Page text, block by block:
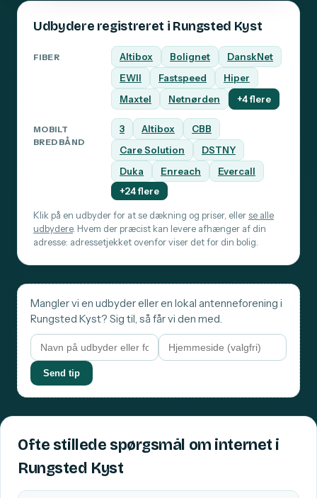
Udbydere registreret i Rungsted Kyst
FIBER Altibox Bolignet
DanskNet
EWII
Fastspeed
Hiper
Maxtel
Netnørden +4 flere
MOBILT
BREDBÅND
3 Altibox
CBB
Care Solution
DSTNY
Duka
Enreach
Evercall
+24 flere
Klik på en udbyder for at se dækning og priser, eller se alle
udbydere. Hvem der præcist kan levere afhænger af din
adresse: adressetjekket ovenfor viser det for din bolig.
Mangler vi en udbyder eller en lokal antenneforening i
Rungsted Kyst? Sig til, så får vi den med.
Send tip
Ofte stillede spørgsmål om internet i
Rungsted Kyst